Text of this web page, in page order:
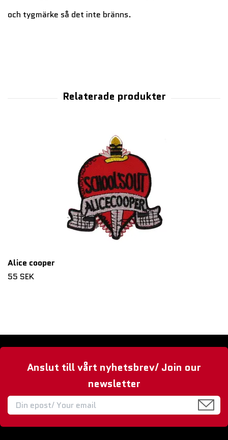
och tygmärke så det inte bränns.
Alice cooper
55 SEK
Anslut till vårt nyhetsbrev/ Join our
newsletter